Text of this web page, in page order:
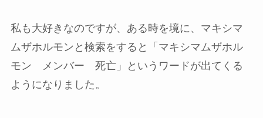
私も大好きなのですが、ある時を境に、マキシマ
ムザホルモンと検索をすると「マキシマムザホル
モン メンバー 死亡」というワードが出てくる
ようになりました。